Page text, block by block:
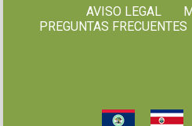
AVISO LEGAL
PREGUNTAS FRECUENTES